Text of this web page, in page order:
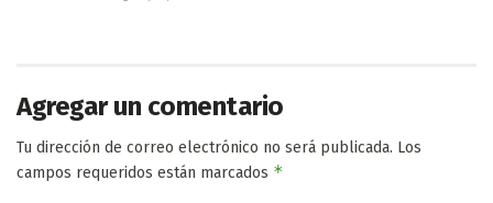
Agregar un comentario
Tu dirección de correo electrónico no será publicada. Los
campos requeridos están marcados *